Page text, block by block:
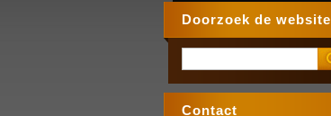
Doorzoek de website
Contact